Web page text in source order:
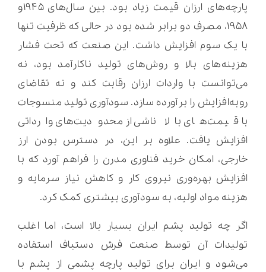
پارچه‌های ارزان قیمت زیاد بود. بین سال‌های ۱۹۴۵و
۱۹۵۸، مصرف دو برابر شده بود در حالی که ظرفیت تنها
با یک سوم افزایش داشت. این صنعت که تحت فشار
هزینه‌های بالا و روش‌های تولید ناکارآمد بود، نه
می‌توانست با واردات ارزان رقابت کند و نه تقاضای
روبه‌افزایش را برآورده سازد. سودآوری تولید منسوجات
با قیمت‌های بالا ناشی از محدودیت‌های وارداتی
افزایش یافت. علاوه بر این، در دسترس بودن ارز
خارجی، امکان خرید فناوری مدرن را فراهم آورد که با
افزایش بهره‌وری نیروی کار و کاهش نیاز سرمایه و
هزینه مواد اولیه، به سودآوری بیشتری کمک کرد.
اگر چه تولید پشم ایران بسیار بالا است، اما اغلب
تولیدات آن توسط صنعت فرش دستباف استفاده
می‌شود و ایران برای تولید پارچه پشمی از پشم با